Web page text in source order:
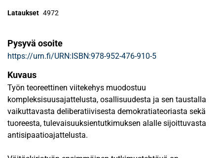
Lataukset 4972
Pysyvä osoite
https://urn.fi/URN:ISBN:978-952-476-910-5
Kuvaus
Työn teoreettinen viitekehys muodostuu
kompleksisuusajattelusta, osallisuudesta ja sen taustalla
vaikuttavasta deliberatiivisesta demokratiateoriasta sekä
tuoreesta, tulevaisuuksientutkimuksen alalle sijoittuvasta
antisipaatioajattelusta.